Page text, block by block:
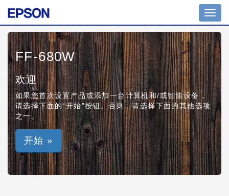
FF-680W
欢迎
如果您首次设置产品或添加一台计算机和/或智能设备，
请选择下面的“开始”按钮。否则，请选择下面的其他选项
之一。
开始 »